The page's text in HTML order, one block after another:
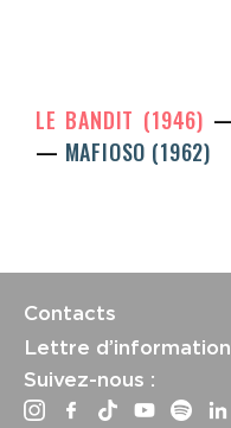
LE BANDIT (1946)
MAFIOSO (1962)
Contacts
Lettre d’information
Suivez-nous :